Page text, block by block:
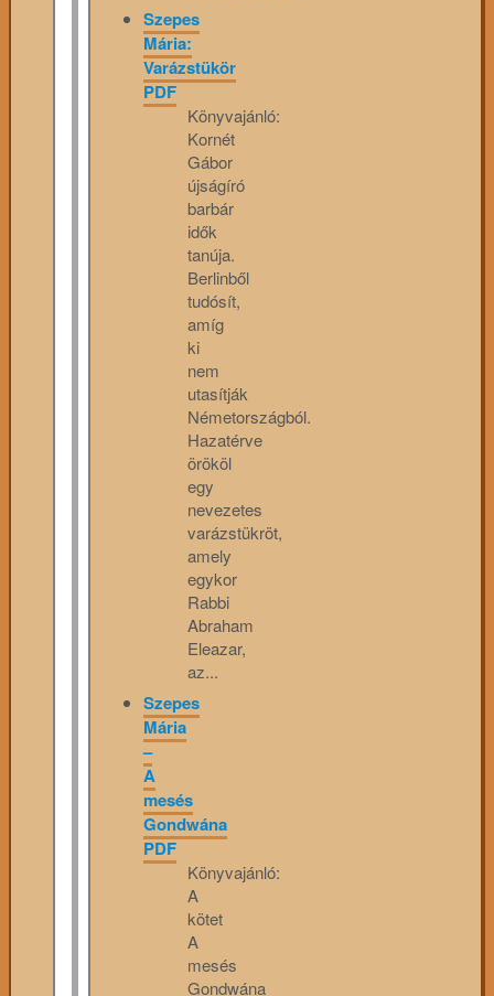
Szepes
Mária:
Varázstükör
PDF
Könyvajánló:
Kornét
Gábor
újságíró
barbár
idők
tanúja.
Berlinből
tudósít,
amíg
ki
nem
utasítják
Németországból.
Hazatérve
örököl
egy
nevezetes
varázstükröt,
amely
egykor
Rabbi
Abraham
Eleazar,
az...
Szepes
Mária
–
A
mesés
Gondwána
PDF
Könyvajánló:
A
kötet
A
mesés
Gondwána